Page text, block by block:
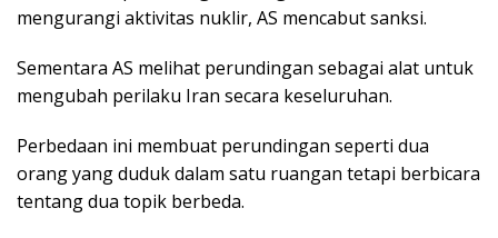
mengurangi aktivitas nuklir, AS mencabut sanksi.
Sementara AS melihat perundingan sebagai alat untuk
mengubah perilaku Iran secara keseluruhan.
Perbedaan ini membuat perundingan seperti dua
orang yang duduk dalam satu ruangan tetapi berbicara
tentang dua topik berbeda.